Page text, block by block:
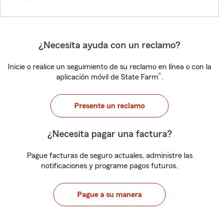
¿Necesita ayuda con un reclamo?
Inicie o realice un seguimiento de su reclamo en línea o con la
aplicación móvil de State Farm®.
Presente un reclamo
¿Necesita pagar una factura?
Pague facturas de seguro actuales, administre las
notificaciones y programe pagos futuros.
Pague a su manera